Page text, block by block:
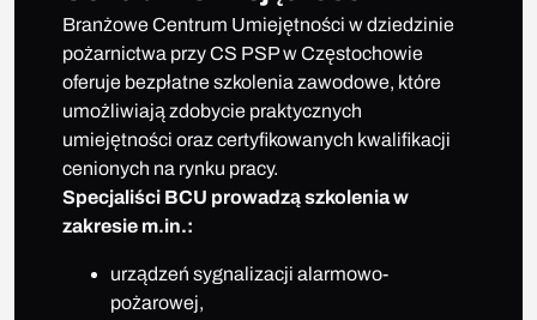
Branżowe Centrum Umiejętności w dziedzinie
pożarnictwa przy CS PSP w Częstochowie
oferuje bezpłatne szkolenia zawodowe, które
umożliwiają zdobycie praktycznych
umiejętności oraz certyfikowanych kwalifikacji
cenionych na rynku pracy.
Specjaliści BCU prowadzą szkolenia w
zakresie m.in.:
urządzeń sygnalizacji alarmowo-
pożarowej,